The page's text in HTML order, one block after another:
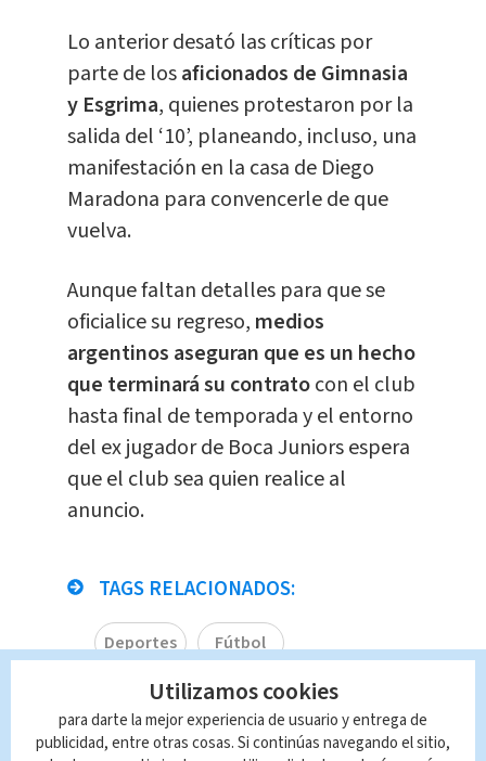
Lo anterior desató las críticas por
parte de losaficionados de Gimnasia
y Esgrima, quienes protestaron por la
salida del ‘10’, planeando, incluso, una
manifestación en la casa de Diego
Maradona para convencerle de que
vuelva.
Aunque faltan detalles para que se
oficialice su regreso, medios
argentinos aseguran que es un hecho
que terminará su contratocon el club
hasta final de temporada y el entorno
del ex jugador de Boca Juniors espera
que el club sea quien realice al
anuncio.
TAGS RELACIONADOS:
Deportes Fútbol
Queda prohibida la reproducción total o
parcial del contenido de esta página, mismo
que es propiedad de TELEDIARIO; su
Utilizamos cookies
para darte la mejor experiencia de usuario y entrega de
publicidad, entre otras cosas. Si continúas navegando el sitio,